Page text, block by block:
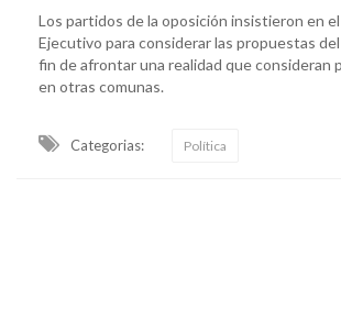
Los partidos de la oposición insistieron en el
Ejecutivo para considerar las propuestas
fin de afrontar una realidad que consideran
en otras comunas.
Categorias: Política